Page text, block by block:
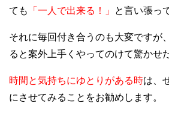
ても
「一人で出来る！」 と言い張っ
それに毎回付き合うのも大変ですが
ると案外上手くやってのけて驚かせ
時間と気持ちにゆとりがある時は、
にさせてみることをお勧めします。